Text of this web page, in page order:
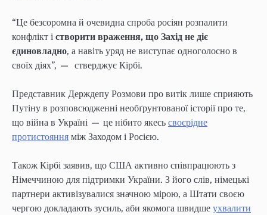
“Це безсоромна й очевидна спроба росіян розпалити
конфлікт і створити враження, що Захід не діє
єдиновладно, а навіть уряд не виступає одноголосно в
своїх діях”, — стверджує Кірбі.
Представник Держдепу Розмови про витік лише сприяють
Путіну в розповсюдженні необґрунтованої історії про те,
що війна в Україні — це нібито якесь своєрідне
протистояння між Заходом і Росією.
Також Кірбі заявив, що США активно співпрацюють з
Німеччиною для підтримки України. З його слів, німецькі
партнери активізувалися значною мірою, а Штати своєю
чергою докладають зусиль, аби якомога швидше ухвалити